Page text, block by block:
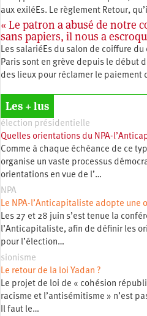
aux exiléEs. Le règlement Retour,
« Le patron a abusé de notre
sans papiers, il nous a
Les salariéEs du salon de coiffure
Paris sont en grève depuis le début
des lieux pour réclamer le paiement
Les + lus
élection présidentielle
Quelles orientations du NPA-
Comme à chaque échéance de ce
organise un vaste processus
orientations en vue de l’…
NPA
Le NPA-l’Anticapitaliste adopte une
Les 27 et 28 juin s’est tenue la
l’Anticapitaliste, afin de définir les
pour l’élection…
sionisme
Le retour de la loi Yadan ?
Le projet de loi de « cohésion
racisme et l’antisémitisme » n’est
Il faut le…